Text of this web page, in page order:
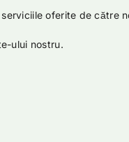
oferite de către
ului nostru.